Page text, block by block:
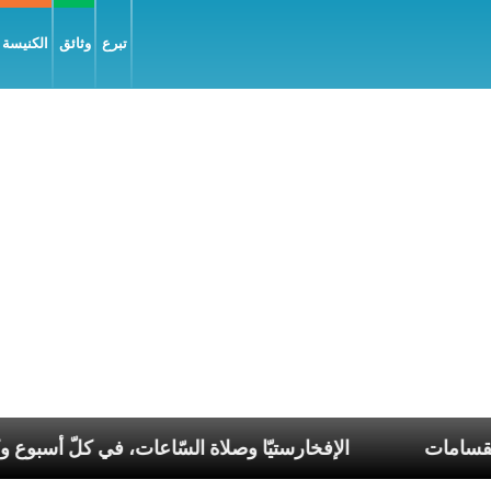
وثائق تبرع
الإفخارستيّا وصلاة تناغم في عصر الانقسامات